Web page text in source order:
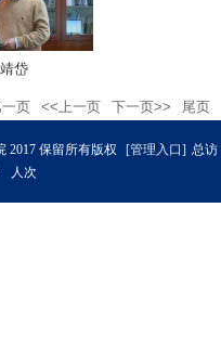
岱
页 <<上一页 下一页>> 尾页
2017 保留所有版权 [管理入口] 总访
人次